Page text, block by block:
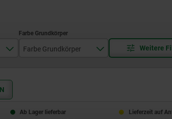
Farbe Grundkörper
Ab Lager lieferbar
Lieferzeit auf